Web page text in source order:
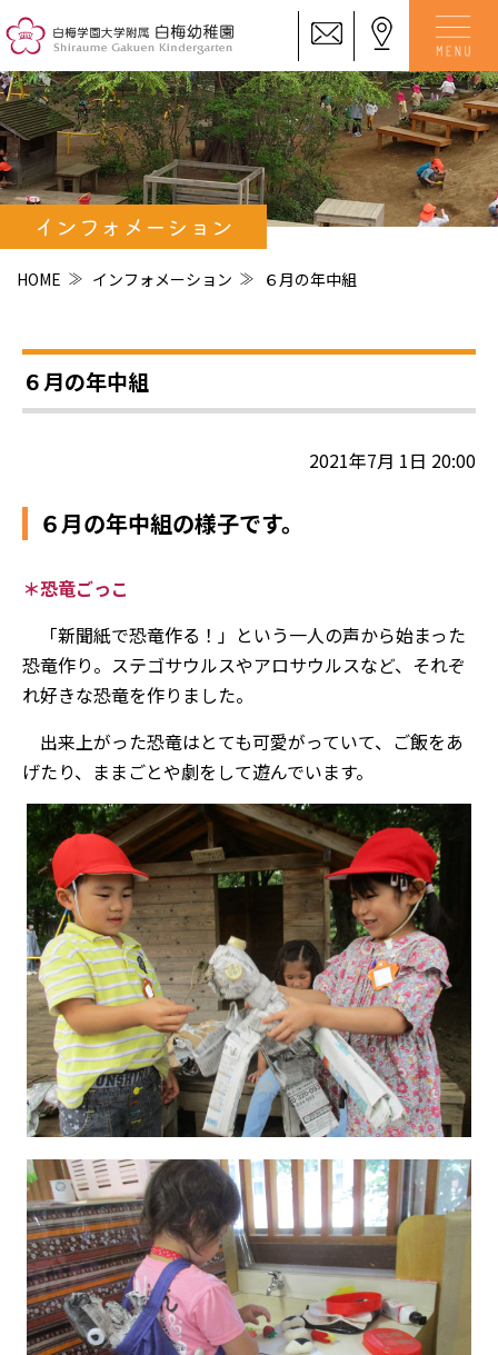
インフォメーション
HOME インフォメーション ６月の年中組
６月の年中組
2021年7月 1日 20:00
６月の年中組の様子です。
＊恐竜ごっこ
「新聞紙で恐竜作る！」という一人の声から始まった
恐竜作り。ステゴサウルスやアロサウルスなど、それぞ
れ好きな恐竜を作りました。
出来上がった恐竜はとても可愛がっていて、ご飯をあ
げたり、ままごとや劇をして遊んでいます。